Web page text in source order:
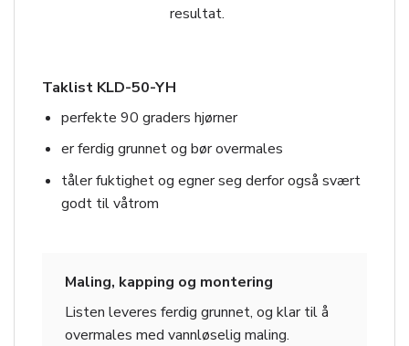
resultat.
Taklist KLD-50-YH
perfekte 90 graders hjørner
er ferdig grunnet og bør overmales
tåler fuktighet og egner seg derfor også svært
godt til våtrom
Maling, kapping og montering
Listen leveres ferdig grunnet, og klar til å
overmales med vannløselig maling.